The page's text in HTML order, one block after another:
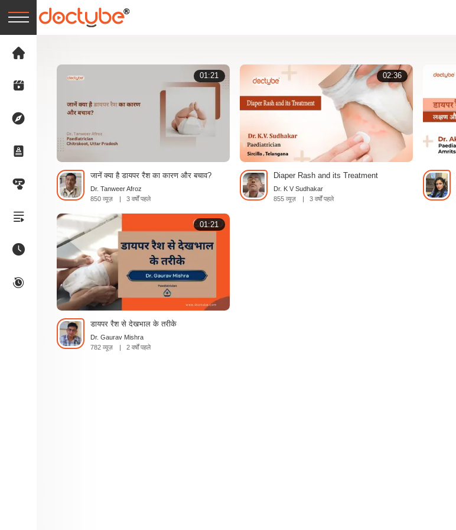
01:21
जानें क्या है डायपर रैश का कारण और बचाव?
Dr. Tanweer Afroz
850 व्यूज़
| 3 वर्षों पहले
02:36
Diaper Rash and its Treatment
Dr. K V Sudhakar
855 व्यूज़
| 3 वर्षों पहले
01:21
डायपर रैश से देखभाल के तरीके
Dr. Gaurav Mishra
782 व्यूज़
| 2 वर्षों पहले